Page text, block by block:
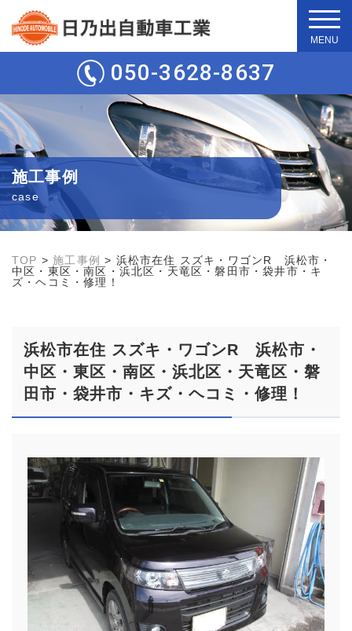
t
o
g
e
n
a
v
g
a
t
i
o
050-3628-8637
施工事例
case
TOP >施工事例 > 浜松市在住 スズキ・ワゴンR 浜松市・
中区・東区・南区・浜北区・天竜区・磐田市・袋井市・キ
ズ・ヘコミ・修理！
浜松市在住 スズキ・ワゴンR 浜松市・
中区・東区・南区・浜北区・天竜区・磐
田市・袋井市・キズ・ヘコミ・修理！